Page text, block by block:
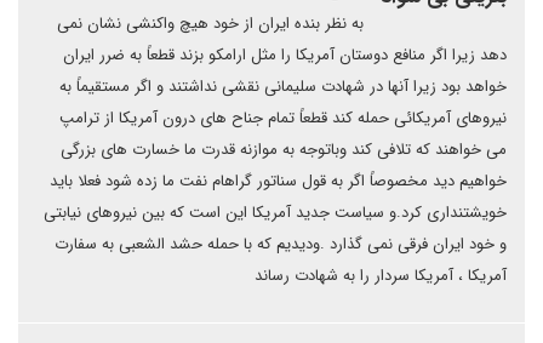
به نظر بنده ایران از خود هیچ واکنشی نشان نمی
دهد زیرا اگر منافع دوستان آمریکا را مثل ارامکو بزند قطعاً به ضرر ایران
خواهد بود زیرا آنها در شهادت سلیمانی نقشی نداشتند و اگر مستقیماً به
نیروهای آمریکائی حمله کند قطعاً تمام جناح های درون آمریکا از ترامپ
می خواهند که تلافی کند وباتوجه به موازنه قدرت ما خسارت های بزرگی
خواهیم دید مخصوصاً اگر به قول سناتور گراهام نفت ما زده شود فعلا باید
خویشتنداری کرد.و سیاست جدید آمریکا این است که بین نیروهای نیابتی
و خود ایران فرقی نمی گذارد .ودیدیم که با حمله حشد الشعبی به سفارت
آمریکا ، آمریکا سردار را به شهادت رساند